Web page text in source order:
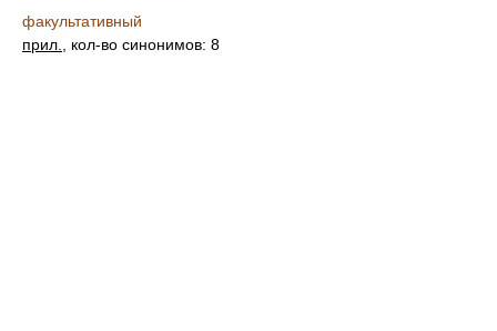
факультативный
прил.
, кол-во синонимов: 8